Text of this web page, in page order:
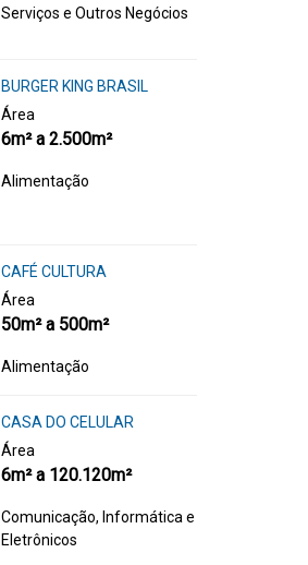
Serviços e Outros Negócios
BURGER KING BRASIL
Área
6m² a 2.500m²
Alimentação
CAFÉ CULTURA
Área
50m² a 500m²
Alimentação
CASA DO CELULAR
Área
6m² a 120.120m²
Comunicação, Informática e
Eletrônicos